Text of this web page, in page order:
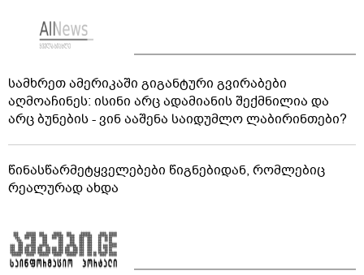
სამხრეთ ამერიკაში გიგანტური გვირაბები
აღმოაჩინეს: ისინი არც ადამიანის შექმნილია და
არც ბუნების - ვინ ააშენა საიდუმლო ლაბირინთები?
წინასწარმეტყველებები წიგნებიდან, რომლებიც
რეალურად ახდა